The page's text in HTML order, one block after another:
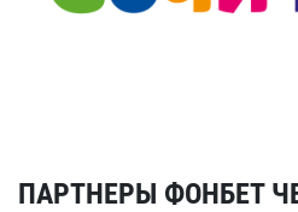
ПАРТНЕРЫ ФОНБЕТ